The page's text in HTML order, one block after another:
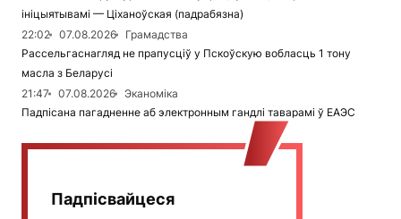
ініцыятывамі — Ціханоўская (падрабязна)
22:02
07.08.2026
Грамадства
Рассельгаснагляд не прапусціў у Пскоўскую вобласць 1 тону
масла з Беларусі
21:47
07.08.2026
Эканоміка
Падпісана пагадненне аб электронным гандлі таварамі ў ЕАЭС
Падпісвайцеся